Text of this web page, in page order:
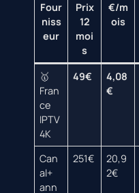
Four
niss
eur
Prix
12
moi
s
€/m
ois
🥇
Fran
ce
IPTV
4K
49€
4,08
€
Can
al+
ann
251€
20,9
2€